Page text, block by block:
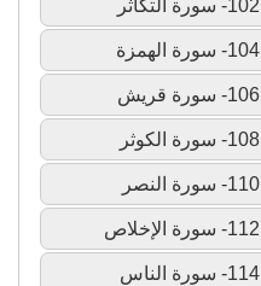
102- سورة التكاثر
104- سورة الهمزة
106- سورة قريش
108- سورة الكوثر
110- سورة النصر
112- سورة الإخلاص
114- سورة الناس